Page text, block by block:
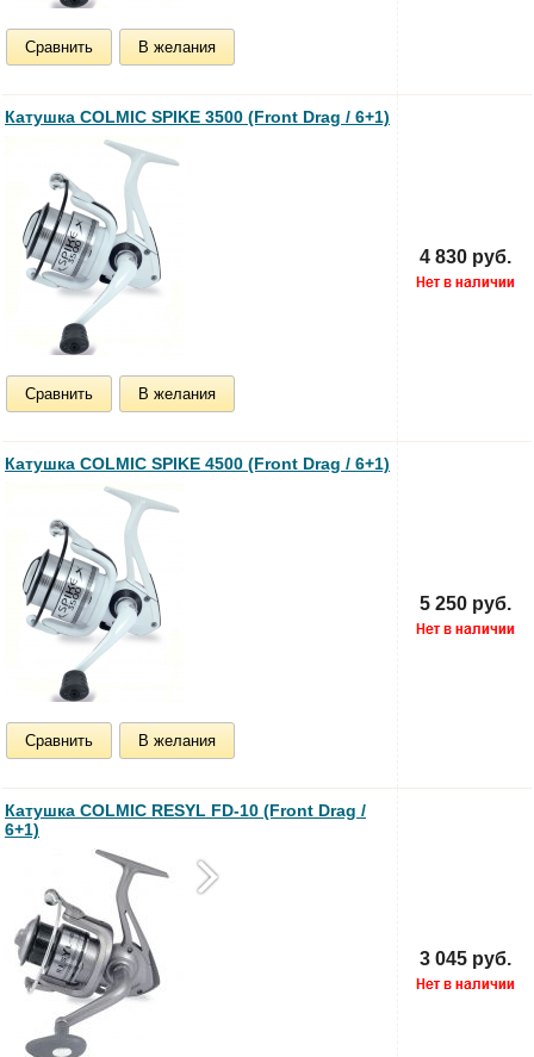
Сравнить В желания
Катушка COLMIC SPIKE 3500 (Front Drag / 6+1)
Сравнить В желания
4 830 руб.
Катушка COLMIC SPIKE 4500 (Front Drag / 6+1)
Сравнить В желания
5 250 руб.
Катушка COLMIC RESYL FD-10 (Front Drag /
6+1)
3 045 руб.